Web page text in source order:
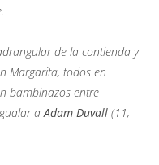
de la contienda y
Margarita, todos en
bambinazos entre
aAdam Duvall (11,